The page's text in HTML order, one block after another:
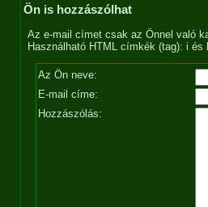
Ön is hozzászólhat
Az e-mail címet csak az Önnel való
Használható HTML címkék (tag): i és
Az Ön neve:
E-mail címe:
Hozzászólás: